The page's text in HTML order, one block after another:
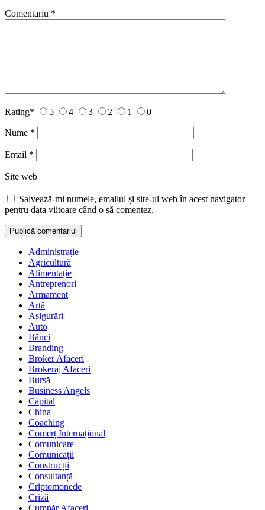
Comentariu *
Rating* 5 4 3 2 1 0
Nume *
Email *
Site web
Salvează-mi numele, emailul și site-ul web în acest navigator
pentru data viitoare când o să comentez.
Administrație
Agricultură
Alimentație
Antreprenori
Armament
Artă
Asigurări
Auto
Bănci
Branding
Broker Afaceri
Brokeraj Afaceri
Bursă
Business Angels
Capital
China
Coaching
Comerț Internațional
Comunicare
Comunicații
Construcții
Consultanță
Criptomonede
Criză
Cumpăr Afaceri